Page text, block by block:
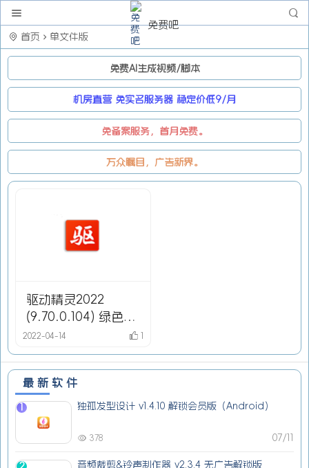
免费吧
首页 单文件版
免费AI生成视频/脚本
机房直营 免实名服务器 稳定价低9/月
免备案服务，首月免费。
万众瞩目，广告新界。
驱动精灵2022
(9.70.0.104) 绿色单
文件纯净版
2022-04-14
最新软件
独孤发型设计 v1.4.10 解锁会员版（Android）
07/11
378
音频裁剪&铃声制作器 v2.3.4 无广告解锁版